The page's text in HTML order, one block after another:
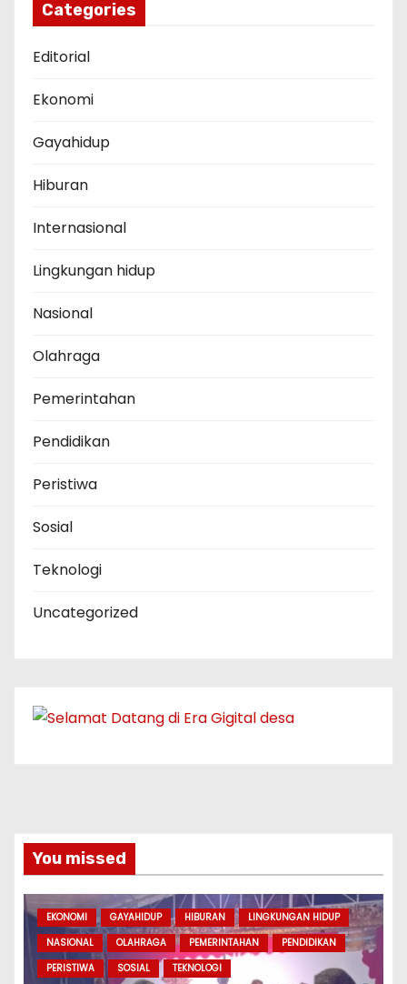
Categories
Editorial
Ekonomi
Gayahidup
Hiburan
Internasional
Lingkungan hidup
Nasional
Olahraga
Pemerintahan
Pendidikan
Peristiwa
Sosial
Teknologi
Uncategorized
You missed
EKONOMI GAYAHIDUP HIBURAN
LINGKUNGAN HIDUP
NASIONAL
OLAHRAGA PEMERINTAHAN
PENDIDIKAN
PERISTIWA
SOSIAL TEKNOLOGI